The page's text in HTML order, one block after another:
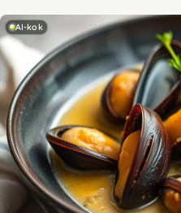
AI-kok